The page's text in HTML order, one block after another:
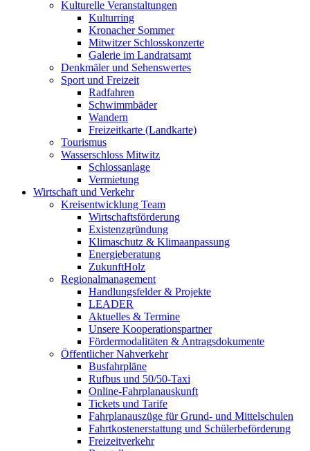
Kulturelle Veranstaltungen
Kulturring
Kronacher Sommer
Mitwitzer Schlosskonzerte
Galerie im Landratsamt
Denkmäler und Sehenswertes
Sport und Freizeit
Radfahren
Schwimmbäder
Wandern
Freizeitkarte (Landkarte)
Tourismus
Wasserschloss Mitwitz
Schlossanlage
Vermietung
Wirtschaft und Verkehr
Kreisentwicklung Team
Wirtschaftsförderung
Existenzgründung
Klimaschutz & Klimaanpassung
Energieberatung
ZukunftHolz
Regionalmanagement
Handlungsfelder & Projekte
LEADER
Aktuelles & Termine
Unsere Kooperationspartner
Fördermodalitäten & Antragsdokumente
Öffentlicher Nahverkehr
Busfahrpläne
Rufbus und 50/50-Taxi
Online-Fahrplanauskunft
Tickets und Tarife
Fahrplanauszüge für Grund- und Mittelschulen
Fahrtkostenerstattung und Schülerbeförderung
Freizeitverkehr